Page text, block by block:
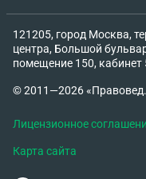
121205, город Москва,
центра, Большой
помещение 150, кабинет
© 2011—2026
Лицензионное
Карта сайта